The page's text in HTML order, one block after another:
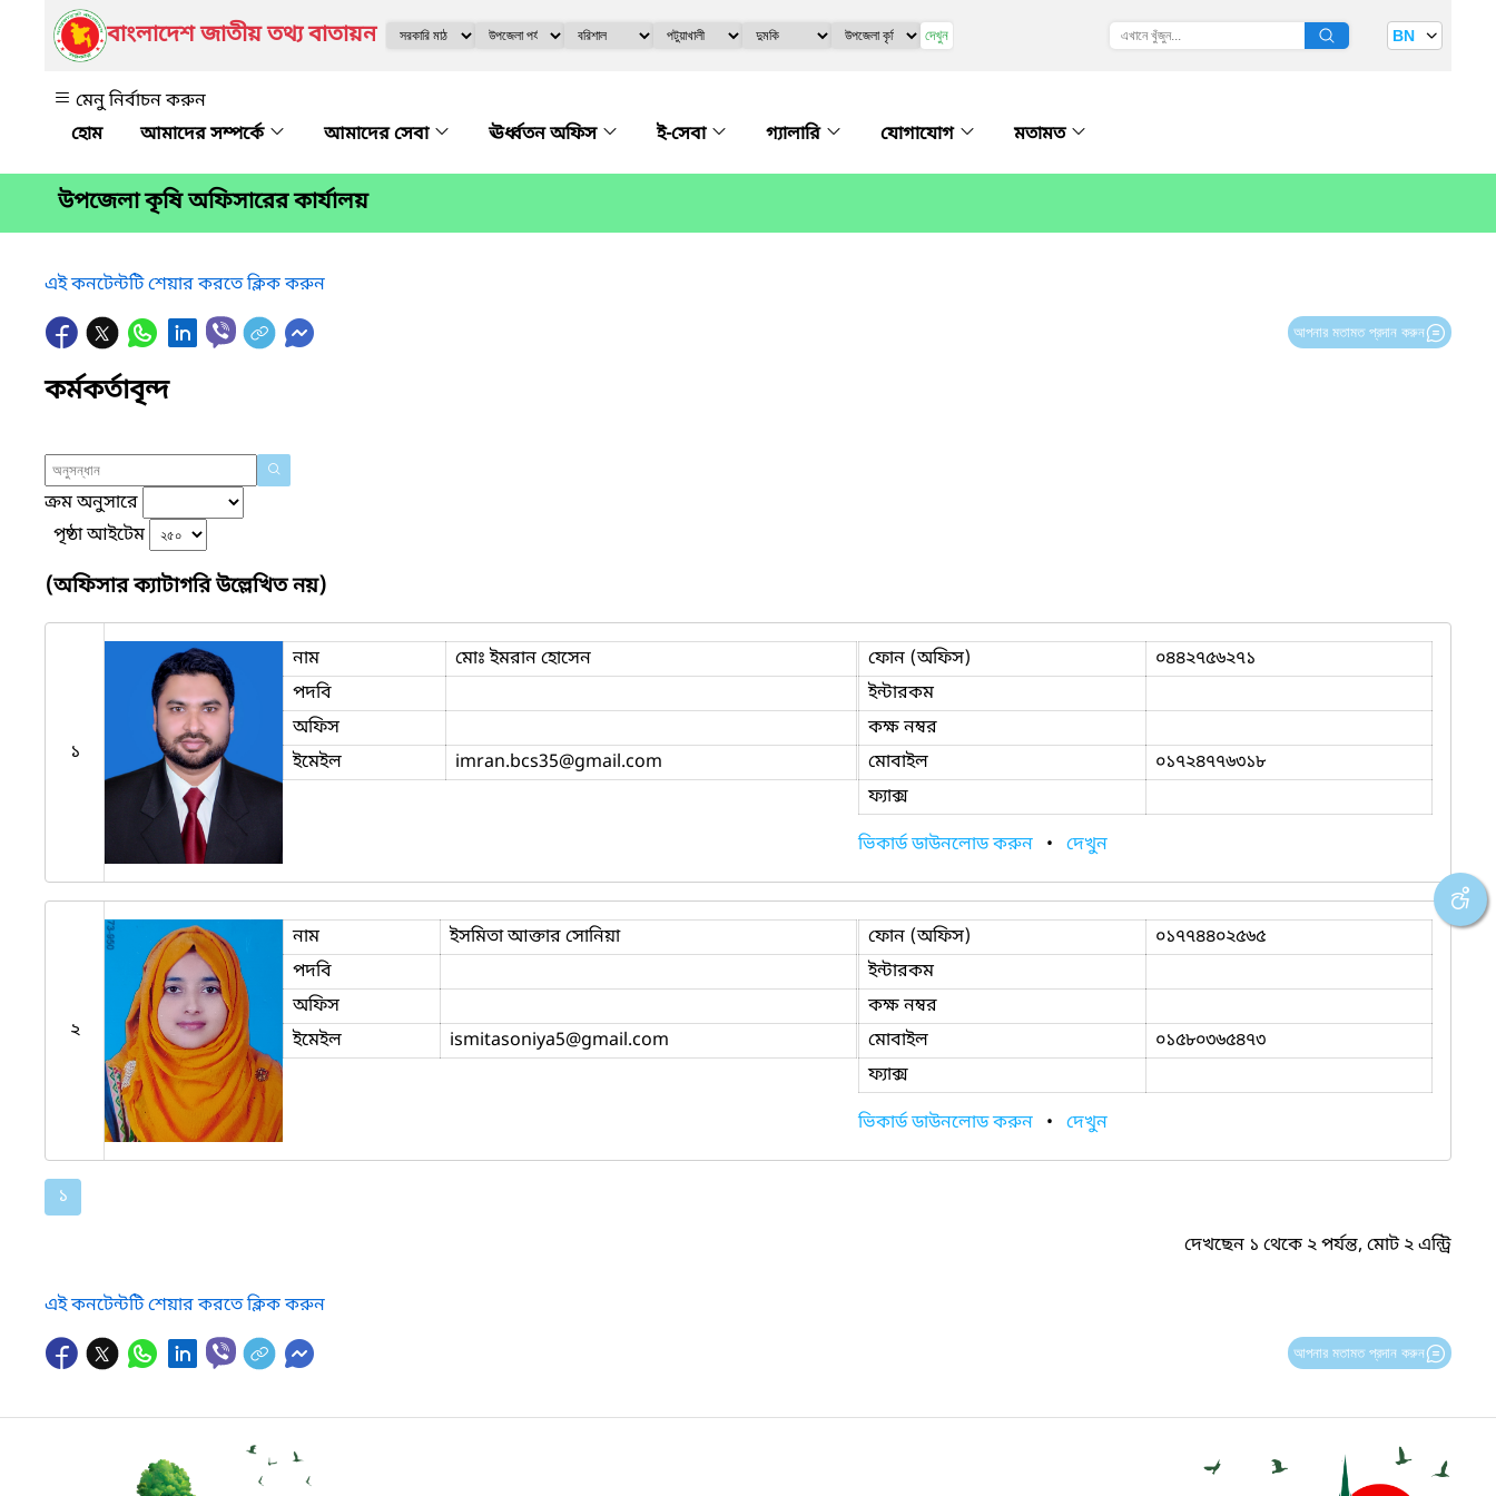
বাংলাদেশ জাতীয় তথ্য বাতায়ন দেখুন BN
মেনু নির্বাচন করুন
আমাদের সম্পর্কে
আমাদের সেবা ঊর্ধ্বতন অফিস ই-সেবা গ্যালারি যোগাযোগ মতামত
উপজেলা কৃষি অফিসারের কার্যালয়
এই কনটেন্টটি শেয়ার করতে ক্লিক করুন
আপনার মতামত প্রদান করুন
কর্মকর্তাবৃন্দ
ক্রম অনুসারে
পৃষ্ঠা আইটেম
(অফিসার ক্যাটাগরি উল্লেখিত নয়)
১
নাম
মোঃ ইমরান হোসেন
পদবি
অফিস
ইমেইল
imran.bcs35@gmail.com
ফোন (অফিস)
০৪৪২৭৫৬২৭১
ইন্টারকম
কক্ষ নম্বর
মোবাইল
০১৭২৪৭৭৬৩১৮
ফ্যাক্স
ভিকার্ড ডাউনলোড করুন • দেখুন
২
নাম
ইসমিতা আক্তার সোনিয়া
পদবি
অফিস
ইমেইল
ismitasoniya5@gmail.com
ফোন (অফিস)
০১৭৭৪৪০২৫৬৫
ইন্টারকম
কক্ষ নম্বর
মোবাইল
০১৫৮০৩৬৫৪৭৩
ফ্যাক্স
ভিকার্ড ডাউনলোড করুন • দেখুন
১
দেখছেন ১ থেকে ২ পর্যন্ত, মোট ২ এন্ট্রি
এই কনটেন্টটি শেয়ার করতে ক্লিক করুন
আপনার মতামত প্রদান করুন